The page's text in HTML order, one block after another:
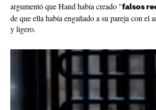
argumentó que Hand había creado "falsos
de que ella había engañado a su pareja con el
y ligero.